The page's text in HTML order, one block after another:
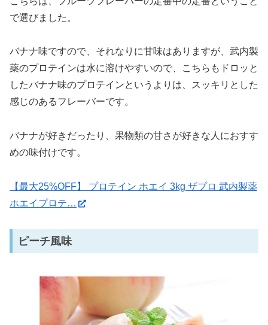
で選びました。
バナナ味ですので、それなりに甘味はありますが、武内製
薬のプロテインは水に溶けやすいので、こちらもドロッと
したバナナ味のプロテインというよりは、スッキリとした
感じのあるフレーバーです。
バナナが好きだったり、果物類の甘さが好きな人におすす
めの味付けです。
【最大25%OFF】 プロテイン ホエイ 3kg ザプロ 武内製薬
ホエイプロテ…
ピーチ風味